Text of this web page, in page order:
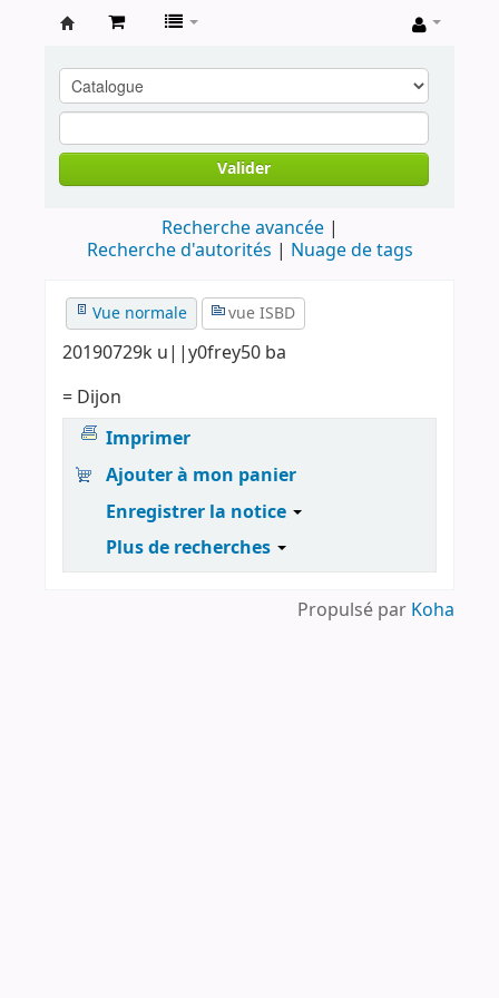
contestataires
Valider
Recherche avancée
Recherche d'autorités
Nuage de tags
Vue normale vue ISBD
20190729k u||y0frey50 ba
= Dijon
Imprimer
Ajouter à mon panier
Enregistrer la notice
Plus de recherches
Propulsé par Koha